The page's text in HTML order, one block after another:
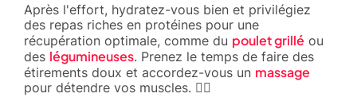
Après l'effort, hydratez-vous bien et privilégiez
des repas riches en protéines pour une
récupération optimale, comme du poulet grillé ou
des légumineuses. Prenez le temps de faire des
étirements doux et accordez-vous un massage
pour détendre vos muscles. 🧘‍♂️